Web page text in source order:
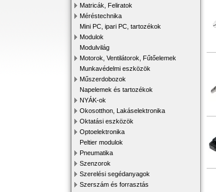
Matricák, Feliratok
Méréstechnika
Mini PC, ipari PC, tartozékok
Modulok
Modulvilág
Motorok, Ventilátorok, Fűtőelemek
Munkavédelmi eszközök
Műszerdobozok
Napelemek és tartozékok
NYÁK-ok
Okosotthon, Lakáselektronika
Oktatási eszközök
Optoelektronika
Peltier modulok
Pneumatika
Szenzorok
Szerelési segédanyagok
Szerszám és forrasztás